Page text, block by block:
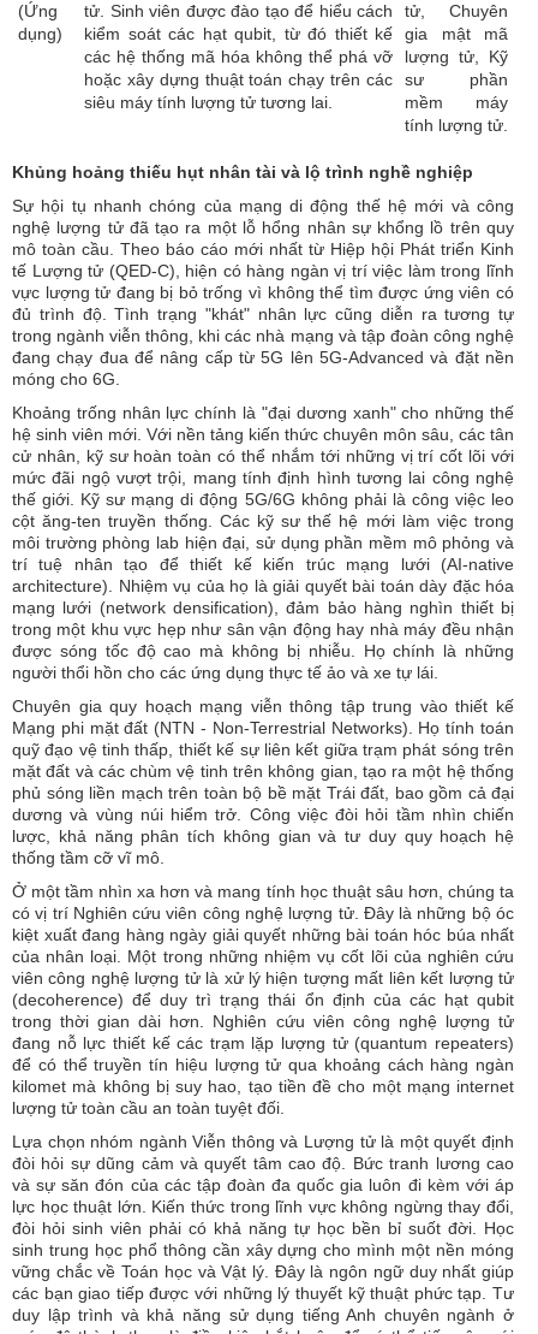
(Ứng
dụng)
tử. Sinh viên được đào tạo để hiểu cách
kiểm soát các hạt qubit, từ đó thiết kế
các hệ thống mã hóa không thể phá vỡ
hoặc xây dựng thuật toán chạy trên các
siêu máy tính lượng tử tương lai.
tử, Chuyên
gia mật mã
lượng tử, Kỹ
sư phần
mềm máy
tính lượng tử.
Khủng hoảng thiếu hụt nhân tài và lộ trình nghề nghiệp
Sự hội tụ nhanh chóng của mạng di động thế hệ mới và công
nghệ lượng tử đã tạo ra một lỗ hổng nhân sự khổng lồ trên quy
mô toàn cầu. Theo báo cáo mới nhất từ Hiệp hội Phát triển Kinh
tế Lượng tử (QED-C), hiện có hàng ngàn vị trí việc làm trong lĩnh
vực lượng tử đang bị bỏ trống vì không thể tìm được ứng viên có
đủ trình độ. Tình trạng "khát" nhân lực cũng diễn ra tương tự
trong ngành viễn thông, khi các nhà mạng và tập đoàn công nghệ
đang chạy đua để nâng cấp từ 5G lên 5G-Advanced và đặt nền
móng cho 6G.
Khoảng trống nhân lực chính là "đại dương xanh" cho những thế
hệ sinh viên mới. Với nền tảng kiến thức chuyên môn sâu, các tân
cử nhân, kỹ sư hoàn toàn có thể nhắm tới những vị trí cốt lõi với
mức đãi ngộ vượt trội, mang tính định hình tương lai công nghệ
thế giới. Kỹ sư mạng di động 5G/6G không phải là công việc leo
cột ăng-ten truyền thống. Các kỹ sư thế hệ mới làm việc trong
môi trường phòng lab hiện đại, sử dụng phần mềm mô phỏng và
trí tuệ nhân tạo để thiết kế kiến trúc mạng lưới (AI-native
architecture). Nhiệm vụ của họ là giải quyết bài toán dày đặc hóa
mạng lưới (network densification), đảm bảo hàng nghìn thiết bị
trong một khu vực hẹp như sân vận động hay nhà máy đều nhận
được sóng tốc độ cao mà không bị nhiễu. Họ chính là những
người thổi hồn cho các ứng dụng thực tế ảo và xe tự lái.
Chuyên gia quy hoạch mạng viễn thông tập trung vào thiết kế
Mạng phi mặt đất (NTN - Non-Terrestrial Networks). Họ tính toán
quỹ đạo vệ tinh thấp, thiết kế sự liên kết giữa trạm phát sóng trên
mặt đất và các chùm vệ tinh trên không gian, tạo ra một hệ thống
phủ sóng liền mạch trên toàn bộ bề mặt Trái đất, bao gồm cả đại
dương và vùng núi hiểm trở. Công việc đòi hỏi tầm nhìn chiến
lược, khả năng phân tích không gian và tư duy quy hoạch hệ
thống tầm cỡ vĩ mô.
Ở một tầm nhìn xa hơn và mang tính học thuật sâu hơn, chúng ta
có vị trí Nghiên cứu viên công nghệ lượng tử. Đây là những bộ óc
kiệt xuất đang hàng ngày giải quyết những bài toán hóc búa nhất
của nhân loại. Một trong những nhiệm vụ cốt lõi của nghiên cứu
viên công nghệ lượng tử là xử lý hiện tượng mất liên kết lượng tử
(decoherence) để duy trì trạng thái ổn định của các hạt qubit
trong thời gian dài hơn. Nghiên cứu viên công nghệ lượng tử
đang nỗ lực thiết kế các trạm lặp lượng tử (quantum repeaters)
để có thể truyền tín hiệu lượng tử qua khoảng cách hàng ngàn
kilomet mà không bị suy hao, tạo tiền đề cho một mạng internet
lượng tử toàn cầu an toàn tuyệt đối.
Lựa chọn nhóm ngành Viễn thông và Lượng tử là một quyết định
đòi hỏi sự dũng cảm và quyết tâm cao độ. Bức tranh lương cao
và sự săn đón của các tập đoàn đa quốc gia luôn đi kèm với áp
lực học thuật lớn. Kiến thức trong lĩnh vực không ngừng thay đổi,
đòi hỏi sinh viên phải có khả năng tự học bền bỉ suốt đời. Học
sinh trung học phổ thông cần xây dựng cho mình một nền móng
vững chắc về Toán học và Vật lý. Đây là ngôn ngữ duy nhất giúp
các bạn giao tiếp được với những lý thuyết kỹ thuật phức tạp. Tư
duy lập trình và khả năng sử dụng tiếng Anh chuyên ngành ở